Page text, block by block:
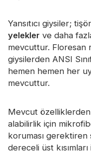
Yansıtıcı giysiler;
yelekler ve daha
mevcuttur. Floresan
giysilerden ANSI
hemen hemen her
mevcuttur.
Mevcut özelliklerden
alabilirlik için
koruması
dereceli üst